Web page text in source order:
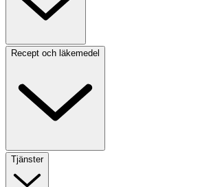
Recept och läkemedel
Tjänster